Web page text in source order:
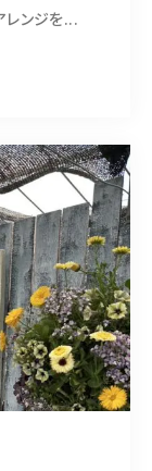
ンジを...